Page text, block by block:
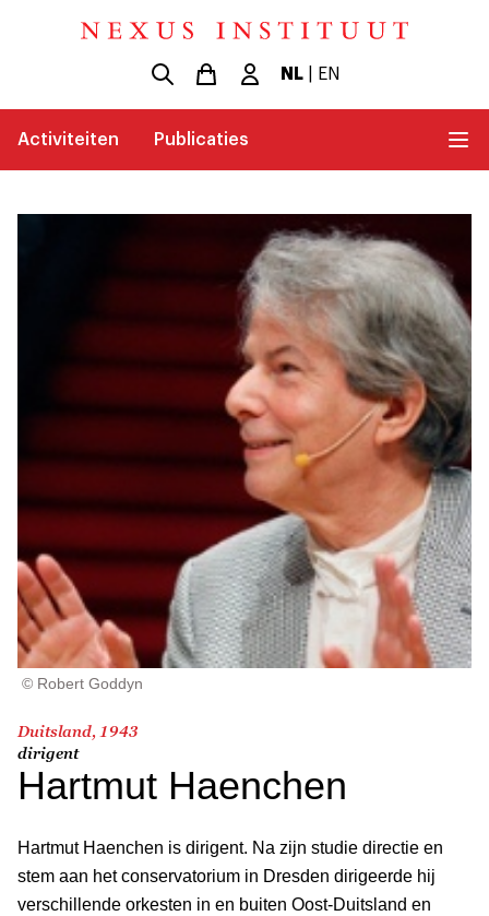
NL| EN
Activiteiten Publicaties
© Robert Goddyn
Duitsland, 1943
dirigent
Hartmut Haenchen
Hartmut Haenchen is dirigent. Na zijn studie directie en
stem aan het conservatorium in Dresden dirigeerde hij
verschillende orkesten in en buiten Oost-Duitsland en